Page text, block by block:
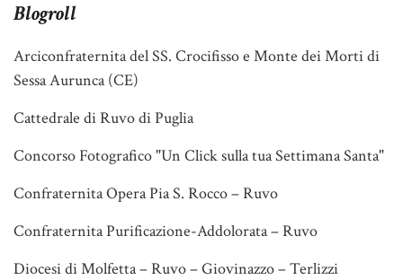
Blogroll
Arciconfraternita del SS. Crocifisso e Monte dei Morti di
Sessa Aurunca (CE)
Cattedrale di Ruvo di Puglia
Concorso Fotografico "Un Click sulla tua Settimana Santa"
Confraternita Opera Pia S. Rocco – Ruvo
Confraternita Purificazione-Addolorata – Ruvo
Diocesi di Molfetta – Ruvo – Giovinazzo – Terlizzi